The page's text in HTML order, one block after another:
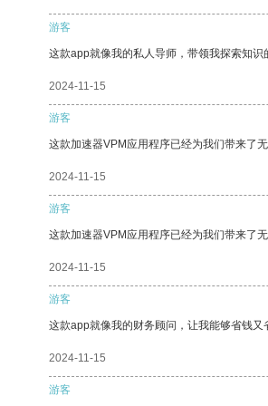
游客
这款app就像我的私人导师，带领我探索知识
2024-11-15
游客
这款加速器VPM应用程序已经为我们带来了
2024-11-15
游客
这款加速器VPM应用程序已经为我们带来了
2024-11-15
游客
这款app就像我的财务顾问，让我能够省钱又
2024-11-15
游客